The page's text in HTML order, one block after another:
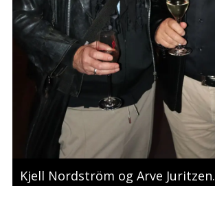
Kjell Nordström og Arve Juritzen.